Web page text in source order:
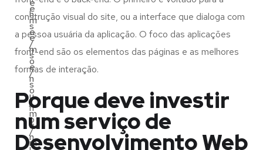
e
s
/
o
n
u
m
/
e
m
e
s
/
o
n
u
m
h
e
m
e
s
/
o
n
construção visual do site, ou a interface que dialoga com
a pessoa usuária da aplicação. O foco das aplicações
front-end são os elementos das páginas e as melhores
formas de interação.
Porque deve investir
num serviço de
Desenvolvimento Web